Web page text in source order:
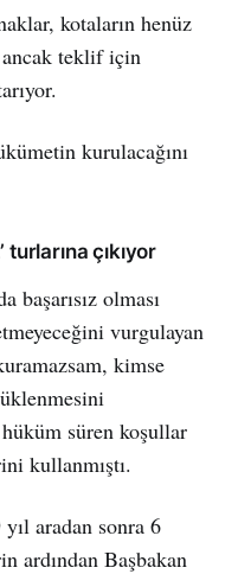
kotaların henüz
teklif için
kurulacağını
çıkıyor
başarısız olması
vurgulayan
kimse
süren koşullar
kullanmıştı.
aradan sonra 6
ardından Başbakan